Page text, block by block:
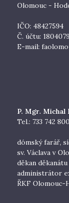
Olomouc -
IČO: 48427594
Č. účtu:
E-mail:
P. Mgr. Michal
Tel.: 733 742 800
dómský farář,
sv. Václava v
děkan
administrátor
ŘKF Olomouc-